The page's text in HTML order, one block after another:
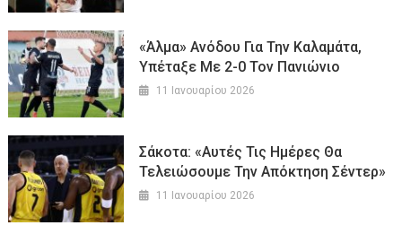
«Άλμα» Ανόδου Για Την Καλαμάτα,
Υπέταξε Με 2-0 Τον Πανιώνιο
11 Ιανουαρίου 2026
Σάκοτα: «Αυτές Τις Ημέρες Θα
Τελειώσουμε Την Απόκτηση Σέντερ»
11 Ιανουαρίου 2026